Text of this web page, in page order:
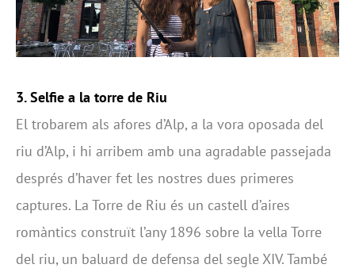
3. Selfie a la torre de Riu
El trobarem als afores d’Alp, a la vora oposada del
riu d’Alp, i hi arribem amb una agradable passejada
després d’haver fet les nostres dues primeres
captures. La Torre de Riu és un castell d’aires
romàntics construït l’any 1896 sobre la vella Torre
del riu, un baluard de defensa del segle XIV. També